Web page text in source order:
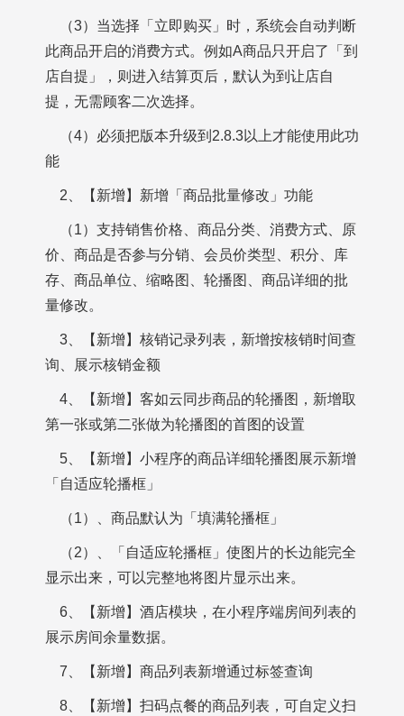
（3）当选择「立即购买」时，系统会自动判断
此商品开启的消费方式。例如A商品只开启了「到
店自提」，则进入结算页后，默认为到让店自
提，无需顾客二次选择。
（4）必须把版本升级到2.8.3以上才能使用此功
能
2、【新增】新增「商品批量修改」功能
（1）支持销售价格、商品分类、消费方式、原
价、商品是否参与分销、会员价类型、积分、库
存、商品单位、缩略图、轮播图、商品详细的批
量修改。
3、【新增】核销记录列表，新增按核销时间查
询、展示核销金额
4、【新增】客如云同步商品的轮播图，新增取
第一张或第二张做为轮播图的首图的设置
5、【新增】小程序的商品详细轮播图展示新增
「自适应轮播框」
（1）、商品默认为「填满轮播框」
（2）、「自适应轮播框」使图片的长边能完全
显示出来，可以完整地将图片显示出来。
6、【新增】酒店模块，在小程序端房间列表的
展示房间余量数据。
7、【新增】商品列表新增通过标签查询
8、【新增】扫码点餐的商品列表，可自定义扫